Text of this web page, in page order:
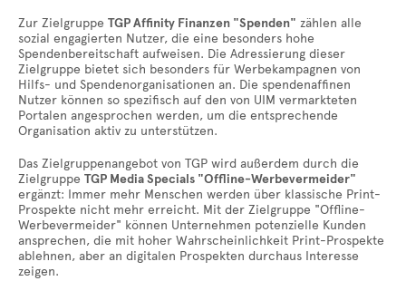
Zur Zielgruppe TGP Affinity Finanzen "Spenden" zählen alle
sozial engagierten Nutzer, die eine besonders hohe
Spendenbereitschaft aufweisen. Die Adressierung dieser
Zielgruppe bietet sich besonders für Werbekampagnen von
Hilfs- und Spendenorganisationen an. Die spendenaffinen
Nutzer können so spezifisch auf den von UIM vermarkteten
Portalen angesprochen werden, um die entsprechende
Organisation aktiv zu unterstützen.
Das Zielgruppenangebot von TGP wird außerdem durch die
Zielgruppe TGP Media Specials "Offline-Werbevermeider"
ergänzt: Immer mehr Menschen werden über klassische Print-
Prospekte nicht mehr erreicht. Mit der Zielgruppe "Offline-
Werbevermeider" können Unternehmen potenzielle Kunden
ansprechen, die mit hoher Wahrscheinlichkeit Print-Prospekte
ablehnen, aber an digitalen Prospekten durchaus Interesse
zeigen.